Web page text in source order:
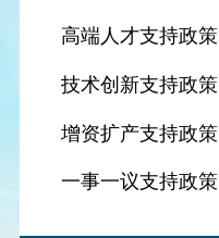
高端人才支持政策
技术创新支持政策
增资扩产支持政策
一事一议支持政策